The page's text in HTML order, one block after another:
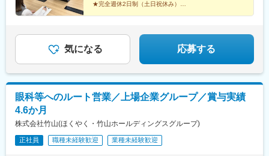
★完全週休2日制（土日祝休み）
気になる 応募する
眼科等へのルート営業／上場企業グループ／賞与実績
4.6か月
株式会社竹山(ほくやく・竹山ホールディングスグループ)
正社員 職種未経験歓迎 業種未経験歓迎